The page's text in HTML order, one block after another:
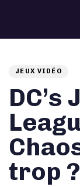
Skip
JEUX VIDÉO
DC’s
trop ?